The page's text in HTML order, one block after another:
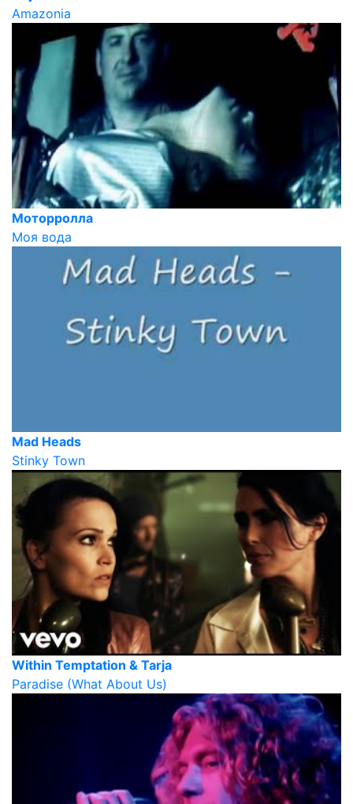
Amazonia
Моторролла
Моя вода
Mad Heads
Stinky Town
Within Temptation & Tarja
Paradise (What About Us)